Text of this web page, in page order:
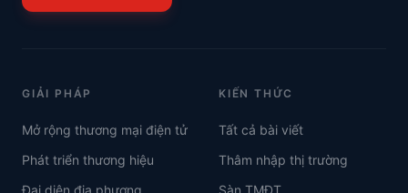
GIẢI PHÁP
Mở rộng thương mại điện tử
Phát triển thương hiệu
Đại diện địa phương
KIẾN THỨC
Tất cả bài viết
Thâm nhập thị trường
Sàn TMĐT